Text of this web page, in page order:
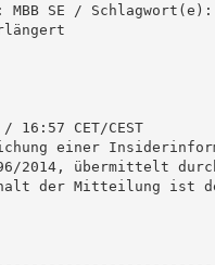
MBB SE /
16:57 CET/CEST
einer
2014, übermittelt
der Mitteilung ist